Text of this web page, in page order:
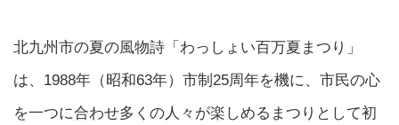
北九州市の夏の風物詩「わっしょい百万夏まつり」
は、1988年（昭和63年）市制25周年を機に、市民の心
を一つに合わせ多くの人々が楽しめるまつりとして初